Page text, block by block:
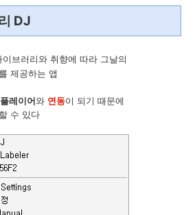
DJ
브러리와 취향에 따라 그날의
제공하는 앱
레이어와 연동이 되기 때문에
수 있다